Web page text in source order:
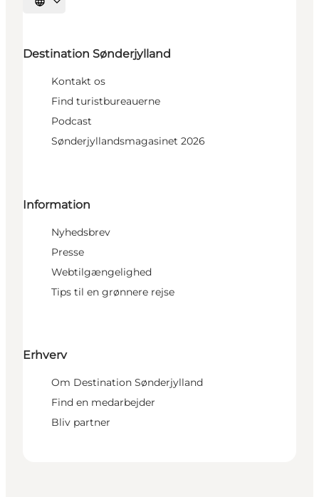
Vælg sprog
Destination Sønderjylland
Kontakt os
Find turistbureauerne
Podcast
Sønderjyllandsmagasinet 2026
Information
Nyhedsbrev
Presse
Webtilgængelighed
Tips til en grønnere rejse
Erhverv
Om Destination Sønderjylland
Find en medarbejder
Bliv partner